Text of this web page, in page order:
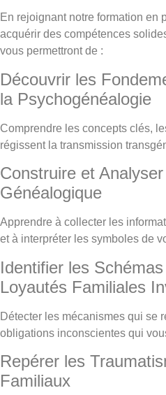
En rejoignant notre formation en
acquérir des compétences
vous permettront de :
Découvrir les
la Psychogénéalogie
Comprendre les concepts clés,
régissent la transmission
Construire et
Généalogique
Apprendre à collecter les
et à interpréter les symboles de
Identifier les
Loyautés Familiales
Détecter les mécanismes qui se
obligations inconscientes qui
Repérer les
Familiaux